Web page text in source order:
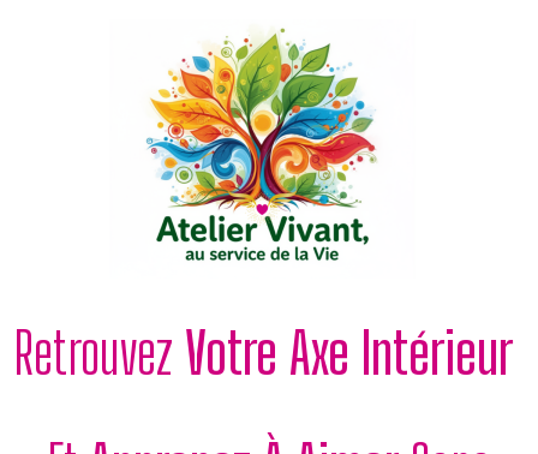
Retrouvez Votre Axe Intérieur